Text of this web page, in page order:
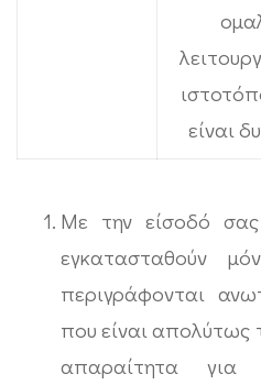
είναι
Με την είσοδό
εγκατασταθούν
περιγράφονται
που είναι απολύτως
απαραίτητα για